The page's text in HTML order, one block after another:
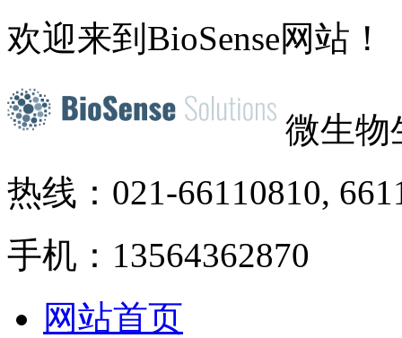
欢迎来到BioSense网站！
微生物
热线：021-66110810,
手机：13564362870
网站首页